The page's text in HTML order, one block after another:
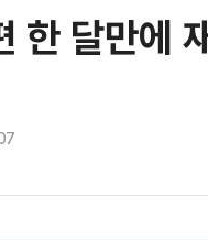
한 달만에